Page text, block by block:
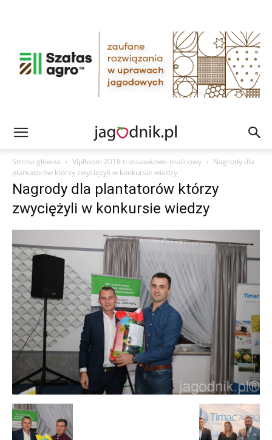
Strona główna VipRoom 2018 truskawkowo-malinowy
Nagrody dla
plantatorów którzy zwyciężyli w konkursie wiedzy
Nagrody dla plantatorów którzy
zwyciężyli w konkursie wiedzy